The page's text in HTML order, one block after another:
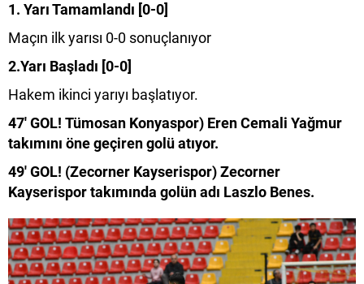
1. Yarı Tamamlandı [0-0]
Maçın ilk yarısı 0-0 sonuçlanıyor
2.Yarı Başladı [0-0]
Hakem ikinci yarıyı başlatıyor.
47' GOL! Tümosan Konyaspor) Eren Cemali Yağmur
takımını öne geçiren golü atıyor.
49' GOL! (Zecorner Kayserispor) Zecorner
Kayserispor takımında golün adı Laszlo Benes.